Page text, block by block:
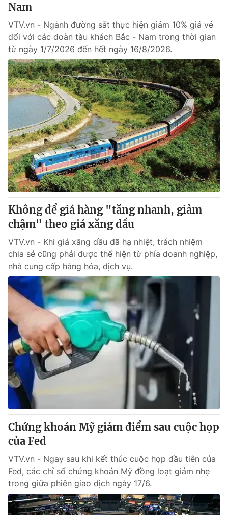
Emagazine
Photo Infographic
Video Shorts video
VTV Money VTV Thể thao
VTV Sức khoẻ Bất động sản
Thị trường 24h Tấm lòng Việt
VTV4 Vươn mình bằng AI
VTV9 VTV8
Liên hệ tòa soạn English
THỜI BÁO VTV
Theo dõi báo trên
Cơ quan chủ quản: Đài Truyền hình Việt Nam
Cơ quan báo chí:
Giấy phép hoạt động báo in và báo điện tử số 483/GP-BTTTT
cấp ngày 29/12/2023
Tổng Biên tập:Vũ Thanh Thủy
Phó Tổng Biên tập:Nguyễn Thị Mỹ Hạnh, Phạm Quốc Thắng,
Nguyễn Trọng Ninh
024.38 355 931 - 024.38 355 932
Ðiện thoại Thời báo VTV: 024.66 897 897
Email: toasoan@vtv.vn
Liên hệ quảng cáo:024-7300.7108
Nam
VTV.vn - Ngành đường sắt thực hiện giảm 10% giá vé
đối với các đoàn tàu khách Bắc - Nam trong thời gian
từ ngày 1/7/2026 đến hết ngày 16/8/2026.
Không để giá hàng "tăng nhanh, giảm
chậm" theo giá xăng dầu
VTV.vn - Khi giá xăng dầu đã hạ nhiệt, trách nhiệm
chia sẻ cũng phải được thể hiện từ phía doanh nghiệp,
nhà cung cấp hàng hóa, dịch vụ.
Chứng khoán Mỹ giảm điểm sau cuộc họp
của Fed
VTV.vn - Ngay sau khi kết thúc cuộc họp đầu tiên của
Fed, các chỉ số chứng khoán Mỹ đồng loạt giảm nhẹ
trong giữa phiên giao dịch ngày 17/6.